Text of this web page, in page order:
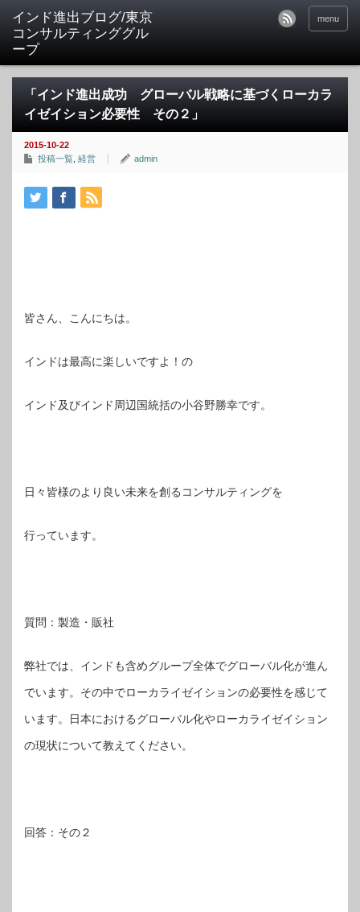
インド進出ブログ/東京
コンサルティンググル
ープ
menu
「インド進出成功 グローバル戦略に基づくローカラ
イゼイション必要性 その２」
2015-10-22
投稿一覧 経営 admin
皆さん、こんにちは。
インドは最高に楽しいですよ！の
インド及びインド周辺国統括の小谷野勝幸です。
日々皆様のより良い未来を創るコンサルティングを
行っています。
質問：製造・販社
弊社では、インドも含めグループ全体でグローバル化が進ん
でいます。その中でローカライゼイションの必要性を感じて
います。日本におけるグローバル化やローカライゼイション
の現状について教えてください。
回答：その２